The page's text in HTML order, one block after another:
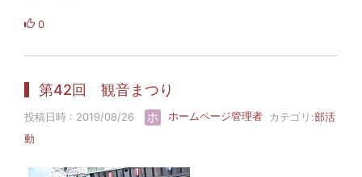
0
第42回 観音まつり
投稿日時 : 2019/08/26 ホームページ管理者 カテゴリ:部活
動